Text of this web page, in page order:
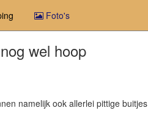
Foto's
wel hoop
namelijk ook allerlei pittige